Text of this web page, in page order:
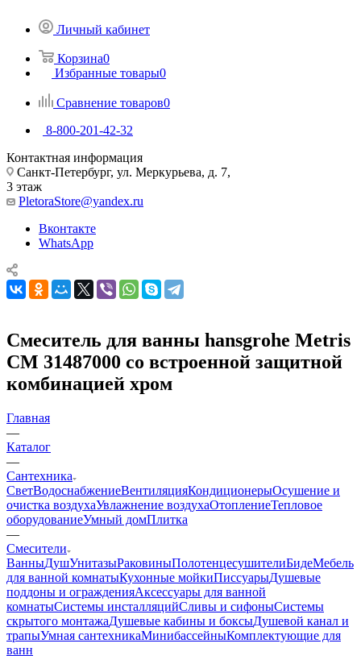
Личный кабинет
Корзина0
Избранные товары0
Сравнение товаров0
8-800-201-42-32
Контактная информация
Санкт-Петербург, ул. Меркурьева, д. 7,
3 этаж
PletoraStore@yandex.ru
Вконтакте
WhatsApp
Смеситель для ванны hansgrohe Metris
СМ 31487000 со встроенной защитной
комбинацией хром
Главная
—
Каталог
—
Сантехника
СветВодоснабжениеВентиляцияКондиционерыОсушение и
очистка воздухаУвлажнение воздухаОтоплениеТепловое
оборудованиеУмный домПлитка
—
Смесители
ВанныДушУнитазыРаковиныПолотенцесушителиБидеМебель
для ванной комнатыКухонные мойкиПиссуарыДушевые
поддоны и огражденияАксессуары для ванной
комнатыСистемы инсталляцийСливы и сифоныСистемы
скрытого монтажаДушевые кабины и боксыДушевой канал и
трапыУмная сантехникаМинибассейныКомплектующие для
ванн